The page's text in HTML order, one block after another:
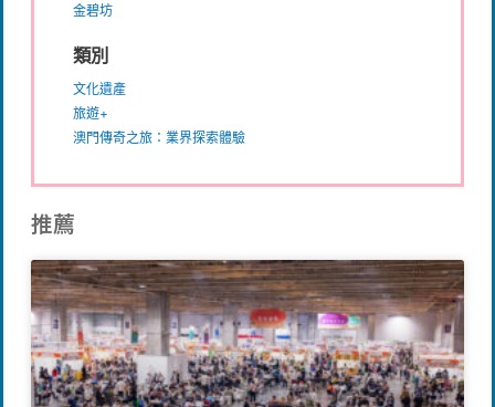
金碧坊
類別
文化遺產
旅遊+
澳門傳奇之旅：業界探索體驗
推薦